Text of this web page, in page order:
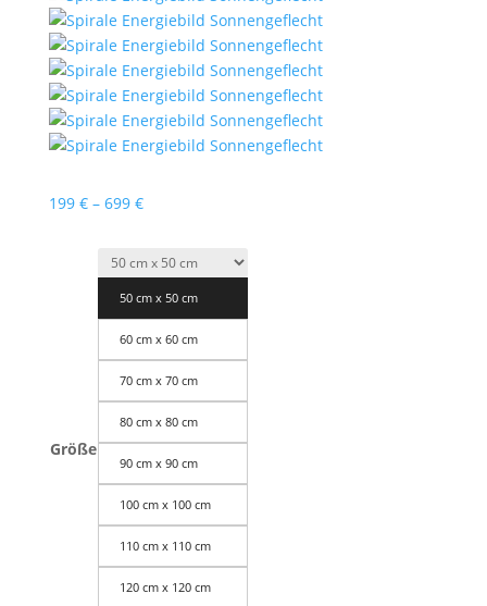
199 € – 699 €Preisspanne:
699 €
Größe
50 cm x 50 cm
60 cm x 60 cm
70 cm x 70 cm
80 cm x 80 cm
90 cm x 90 cm
100 cm x 100 cm
110 cm x 110 cm
120 cm x 120 cm